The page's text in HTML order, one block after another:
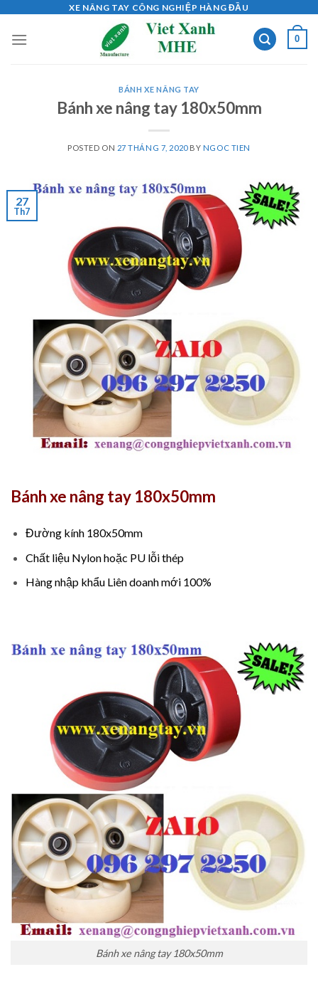
content
XE NÂNG TAY CÔNG NGHIỆP HÀNG ĐẦU
0
BÁNH XE NÂNG TAY
Bánh xe nâng tay 180x50mm
POSTED ON 27 THÁNG 7, 2020BY NGOC TIEN
27
Th7
Bánh xe nâng tay 180x50mm
Đường kính 180x50mm
Chất liệu Nylon hoặc PU lỗi thép
Hàng nhập khẩu Liên doanh mới 100%
Bánh xe nâng tay 180x50mm